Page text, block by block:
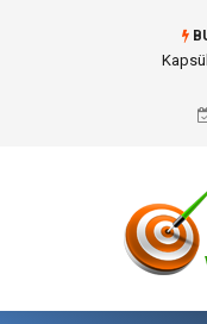
Ataşehir Gitar Dersi